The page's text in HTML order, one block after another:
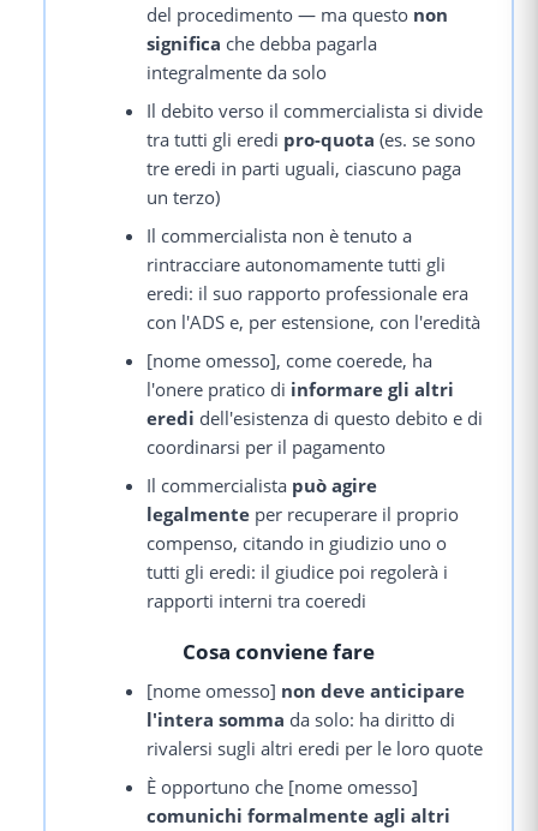
del procedimento — ma questo non
significa che debba pagarla
integralmente da solo
Il debito verso il commercialista si divide
tra tutti gli eredi pro-quota (es. se sono
tre eredi in parti uguali, ciascuno paga
un terzo)
Il commercialista non è tenuto a
rintracciare autonomamente tutti gli
eredi: il suo rapporto professionale era
con l'ADS e, per estensione, con l'eredità
[nome omesso], come coerede, ha
l'onere pratico di informare gli altri
eredi dell'esistenza di questo debito e di
coordinarsi per il pagamento
Il commercialista può agire
legalmente per recuperare il proprio
compenso, citando in giudizio uno o
tutti gli eredi: il giudice poi regolerà i
rapporti interni tra coeredi
Cosa conviene fare
[nome omesso] non deve anticipare
l'intera somma da solo: ha diritto di
rivalersi sugli altri eredi per le loro quote
È opportuno che [nome omesso]
comunichi formalmente agli altri